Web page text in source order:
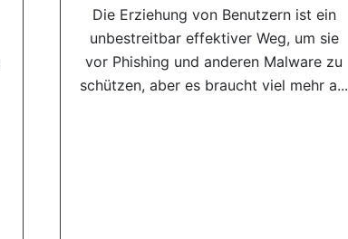
Die Erziehung von Benutzern ist ein
unbestreitbar effektiver Weg, um sie
vor Phishing und anderen Malware zu
schützen, aber es braucht viel mehr a...